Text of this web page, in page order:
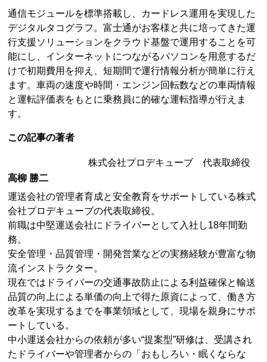
通信モジュールを標準搭載し、カードレス運用を実現した
デジタルタコグラフ。富士通がお客様と共に培ってきた運
行支援ソリューションをクラウド基盤で運用することを可
能にし、インターネットにつながるパソコンを用意するだ
けで初期費用を抑え、短期間で運行情報分析が簡単に行え
ます。車両の速度や時間・エンジン回転数などの車両情報
と運転評価表をもとに乗務員に的確な運転指導が行えま
す。
この記事の著者
株式会社プロデキューブ 代表取締役
高柳 勝二
運送会社の管理者育成と安全教育をサポートしている株式
会社プロデキューブの代表取締役。
前職は中堅運送会社にドライバーとして入社し18年間勤
務。
安全管理・品質管理・開発営業などの実務経験が豊富な物
流インストラクター。
現在ではドライバーの交通事故防止による利益確保と輸送
品質の向上による単価の向上で得た原資によって、働き方
改革を実現するまでを事業領域として、現場を親身にサポ
ートしている。
中小運送会社からの依頼が多い“提案型”研修は、受講され
たドライバーや管理者からの「おもしろい・眠くならな